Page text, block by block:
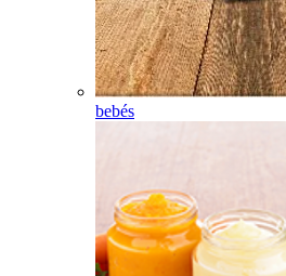
bebés